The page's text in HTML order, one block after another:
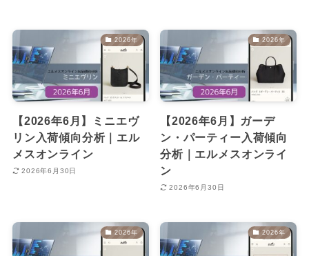
2026年
【2026年6月】ミニエヴ
リン入荷傾向分析｜エル
メスオンライン
2026年6月30日
2026年
【2026年6月】ガーデ
ン・パーティー入荷傾向
分析｜エルメスオンライ
ン
2026年6月30日
2026年 2026年